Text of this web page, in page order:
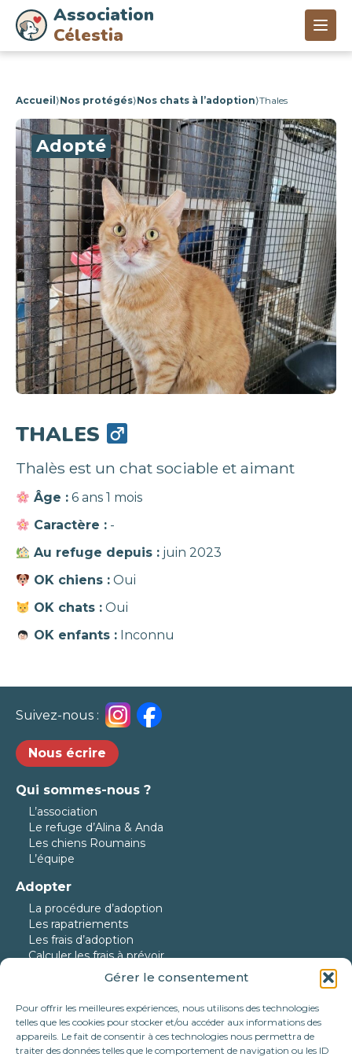
Gérer le consentement
Pour offrir les meilleures expériences, nous utilisons des technologies
telles que les cookies pour stocker et/ou accéder aux informations des
appareils. Le fait de consentir à ces technologies nous permettra de
traiter des données telles que le comportement de navigation ou les ID
Association
Célestia
Accueil ⟩Nos protégés⟩Nos chats à l’adoption⟩Thales
Adopté
THALES
Thalès est un chat sociable et aimant
Âge : 6 ans 1 mois
Caractère : -
Au refuge depuis : juin 2023
OK chiens : Oui
OK chats : Oui
OK enfants : Inconnu
Suivez-nous :
Nous écrire
Qui sommes-nous ?
L’association
Le refuge d’Alina & Anda
Les chiens Roumains
L’équipe
Adopter
La procédure d’adoption
Les rapatriements
Les frais d’adoption
Calculer les frais à prévoir
Nos protégés
Nos chiens à l’adoption
Nos chats à l’adoption
Nos chiens en urgence
Nos adoptés